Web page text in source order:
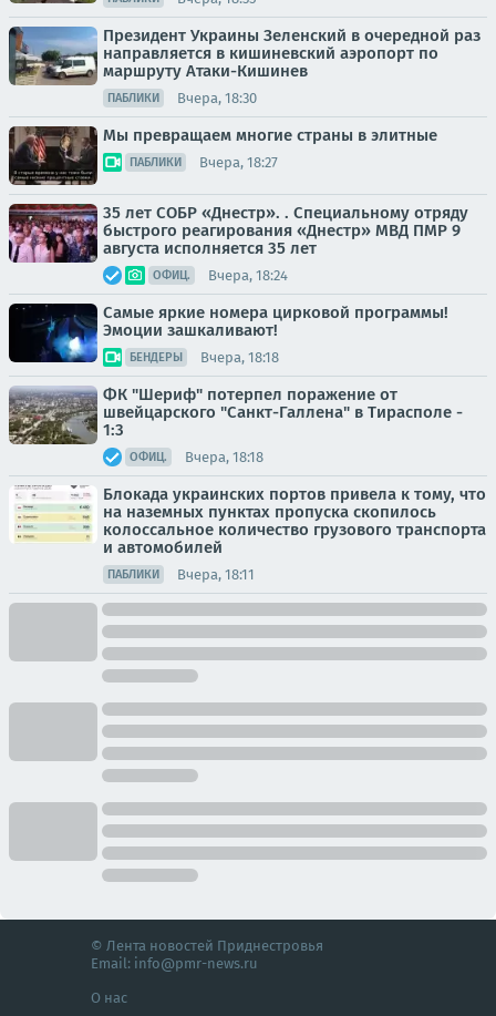
Президент Украины Зеленский в очередной раз
направляется в кишиневский аэропорт по
маршруту Атаки-Кишинев
ПАБЛИКИ Вчера, 18:30
Мы превращаем многие страны в элитные
ПАБЛИКИ Вчера, 18:27
35 лет СОБР «Днестр». . Специальному отряду
быстрого реагирования «Днестр» МВД ПМР 9
августа исполняется 35 лет
ОФИЦ. Вчера, 18:24
Самые яркие номера цирковой программы!
Эмоции зашкаливают!
БЕНДЕРЫ Вчера, 18:18
ФК "Шериф" потерпел поражение от
швейцарского "Санкт-Галлена" в Тирасполе -
1:3
ОФИЦ. Вчера, 18:18
Блокада украинских портов привела к тому, что
на наземных пунктах пропуска скопилось
колоссальное количество грузового транспорта
и автомобилей
ПАБЛИКИ Вчера, 18:11
© Лента новостей Приднестровья
Email: info@pmr-news.ru
О нас